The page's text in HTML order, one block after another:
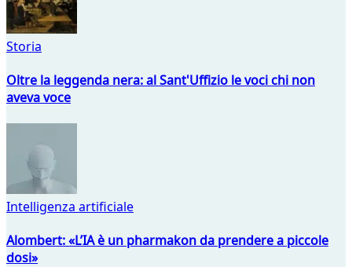
Storia
Oltre la leggenda nera: al Sant'Uffizio le voci chi non
aveva voce
Intelligenza artificiale
Alombert: «L’IA è un pharmakon da prendere a piccole
dosi»